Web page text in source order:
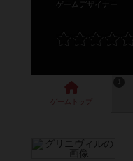
ゲームデザイナー
ゲーム